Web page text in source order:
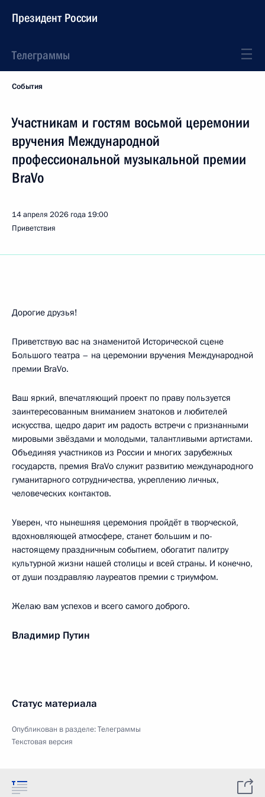
Президент России
Телеграммы
События
Участникам и гостям восьмой церемонии
вручения Международной
профессиональной музыкальной премии
BraVo
14 апреля 2026 года 19:00
Приветствия
Дорогие друзья!
Приветствую вас на знаменитой Исторической сцене
Большого театра – на церемонии вручения Международной
премии BraVo.
Ваш яркий, впечатляющий проект по праву пользуется
заинтересованным вниманием знатоков и любителей
искусства, щедро дарит им радость встречи с признанными
мировыми звёздами и молодыми, талантливыми артистами.
Объединяя участников из России и многих зарубежных
государств, премия BraVo служит развитию международного
гуманитарного сотрудничества, укреплению личных,
человеческих контактов.
Уверен, что нынешняя церемония пройдёт в творческой,
вдохновляющей атмосфере, станет большим и по-
настоящему праздничным событием, обогатит палитру
культурной жизни нашей столицы и всей страны. И конечно,
от души поздравляю лауреатов премии с триумфом.
Желаю вам успехов и всего самого доброго.
Владимир Путин
Статус материала
Опубликован в разделе:Телеграммы
Текстовая версия